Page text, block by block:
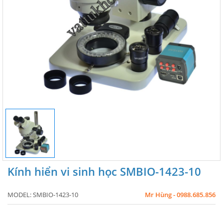
Kính hiển vi sinh học SMBIO-1423-10
MODEL:SMBIO-1423-10 Mr Hùng - 0988.685.856